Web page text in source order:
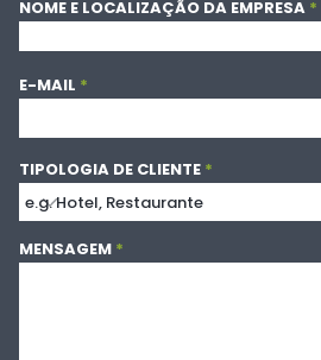
NOME E LOCALIZAÇÃO DA EMPRESA
E-MAIL
TIPOLOGIA DE CLIENTE
MENSAGEM